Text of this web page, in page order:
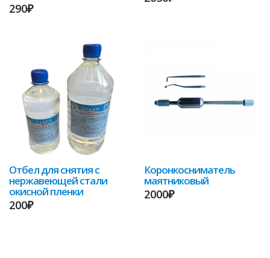
290₽
Отбел для снятия с
нержавеющей стали
окисной пленки
200₽
Коронкосниматель
маятниковый
2000₽